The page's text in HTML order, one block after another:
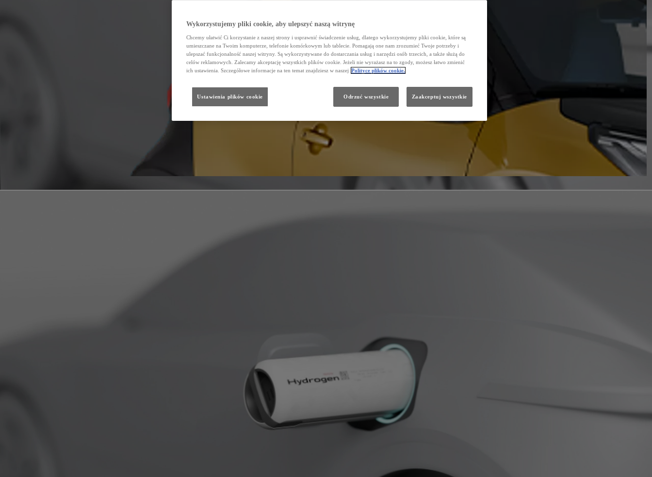
Wykorzystujemy pliki cookie, aby ulepszyć naszą witrynę
Chcemy ułatwić Ci korzystanie z naszej strony i usprawnić świadczenie usług, dlatego wykorzystujemy pliki cookie, które są
umieszczane na Twoim komputerze, telefonie komórkowym lub tablecie. Pomagają one nam zrozumieć Twoje potrzeby i
ulepszać funkcjonalność naszej witryny. Są wykorzystywane do dostarczania usług i narzędzi osób trzecich, a także służą do
celów reklamowych. Zalecamy akceptację wszystkich plików cookie. Jeżeli nie wyrażasz na to zgody, możesz łatwo zmienić
ich ustawienia. Szczegółowe informacje na ten temat znajdziesz w naszej Polityce plików cookie.
Ustawienia plików cookie Odrzuć wszystkie Zaakceptuj wszystkie